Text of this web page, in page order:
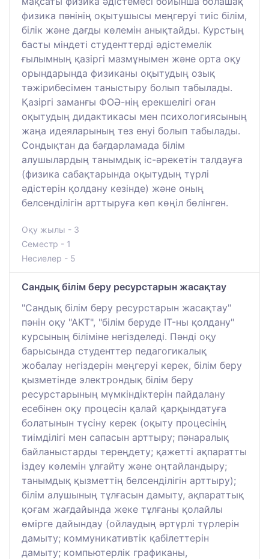
физика пәнінің оқытушысы меңгеруі тиіс білім,
білік және дағды көлемін анықтайды. Курстың
басты міндеті студенттерді әдістемелік
ғылымның қазіргі мазмұнымен және орта оқу
орындарында физиканы оқытудың озық
тәжірибесімен таныстыру болып табылады.
Қазіргі заманғы ФОӘ-нің ерекшелігі оған
оқытудың дидактикасы мен психологиясының
жаңа идеяларының тез енуі болып табылады.
Сондықтан да бағдарламада білім
алушылардың танымдық іс-әрекетін талдауға
(физика сабақтарында оқытудың түрлі
әдістерін қолдану кезінде) және оның
белсенділігін арттыруға көп көңіл бөлінген.
Оқу жылы - 3
Семестр - 1
Несиелер - 5
Сандық білім беру ресурстарын жасақтау
"Сандық білім беру ресурстарын жасақтау"
пәнін оқу "АКТ", "білім беруде IT-ны қолдану"
курсының біліміне негізделеді. Пәнді оқу
барысында студенттер педагогикалық
жобалау негіздерін меңгеруі керек, білім беру
қызметінде электрондық білім беру
ресурстарының мүмкіндіктерін пайдалану
есебінен оқу процесін қалай қарқындатуға
болатынын түсіну керек (оқыту процесінің
тиімділігі мен сапасын арттыру; пәнаралық
байланыстарды тереңдету; қажетті ақпаратты
іздеу көлемін ұлғайту және оңтайландыру;
танымдық қызметтің белсенділігін арттыру);
білім алушының тұлғасын дамыту, ақпараттық
қоғам жағдайында жеке тұлғаны қолайлы
өмірге дайындау (ойлаудың әртүрлі түрлерін
дамыту; коммуникативтік қабілеттерін
дамыту; компьютерлік графиканы,